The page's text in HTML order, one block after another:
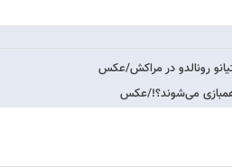
رونالدو در مراکش/عکس
همبازی می‌شوند؟!/عکس